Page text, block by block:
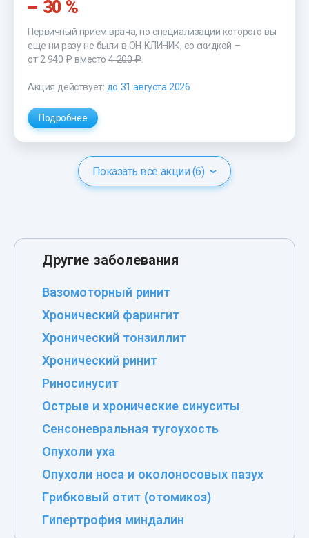
30 %
Первичный прием врача, по специализации которого вы
еще ни разу не были в ОН КЛИНИК, со скидкой –
от 2 940 ₽ вместо4 200 ₽.
Акция действует: до 31 августа 2026
Подробнее
Показать все акции (6)
Другие заболевания
Вазомоторный ринит
Хронический фарингит
Хронический тонзиллит
Хронический ринит
Риносинусит
Острые и хронические синуситы
Сенсоневральная тугоухость
Опухоли уха
Опухоли носа и околоносовых пазух
Грибковый отит (отомикоз)
Гипертрофия миндалин